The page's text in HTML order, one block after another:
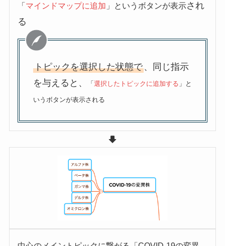
「 マインドマップに追加 」というボタンが表示され
る
トピックを選択した状態で、同じ指示
を与えると、
「 選択したトピックに追加する 」と
いうボタンが表示される